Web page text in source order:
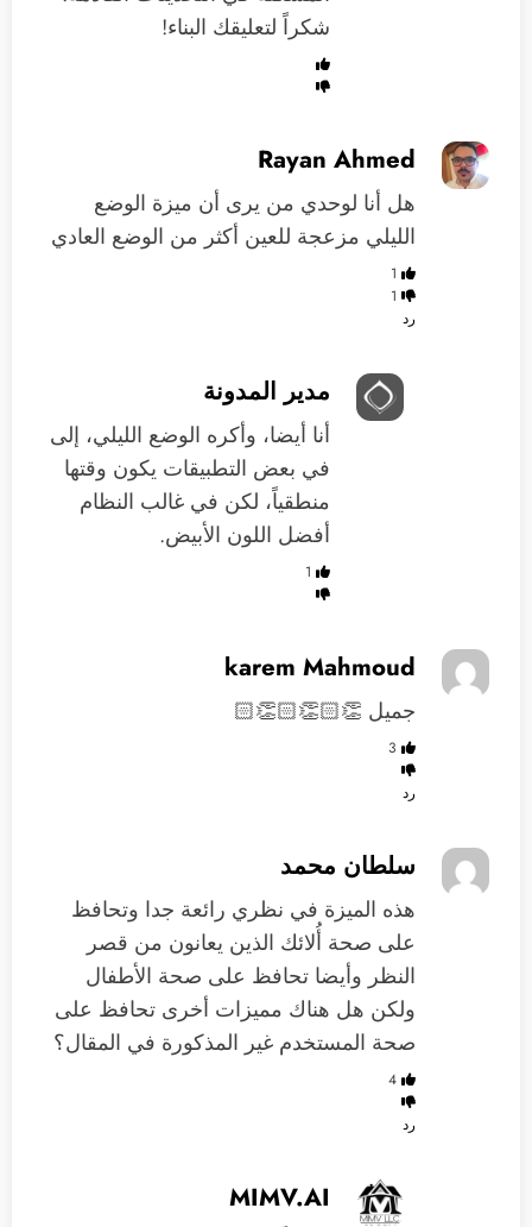
شكراً لتعليقك البناء!
Rayan Ahmed
هل أنا لوحدي من يرى أن ميزة الوضع
الليلي مزعجة للعين أكثر من الوضع العادي
1
1
رد
مدير المدونة
أنا أيضا، وأكره الوضع الليلي، إلى
في بعض التطبيقات يكون وقتها
منطقياً، لكن في غالب النظام
أفضل اللون الأبيض.
1
karem Mahmoud
جميل 👏🏻👏🏻👏🏻
3
رد
سلطان محمد
‏هذه الميزة في نظري رائعة جدا وتحافظ
على صحة أُلائك الذين يعانون من قصر
النظر وأيضا تحافظ على صحة الأطفال
ولكن هل هناك مميزات أخرى تحافظ على
صحة المستخدم غير المذكورة في المقال؟
4
رد
MIMV.AI